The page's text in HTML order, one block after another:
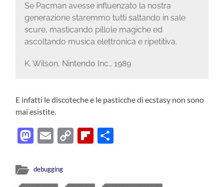
Se Pacman avesse influenzato la nostra
generazione staremmo tutti saltando in sale
scure, masticando pillole magiche ed
ascoltando musica elettronica e ripetitiva.
K. Wilson, Nintendo Inc., 1989
E infatti le discoteche e le pasticche di ecstasy non sono
mai esistite.
Mastodon
EmailCopyFlipboard
debugging